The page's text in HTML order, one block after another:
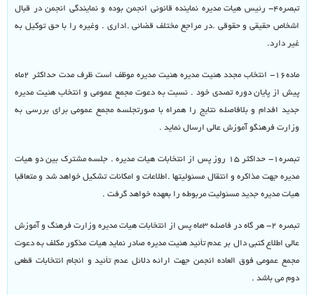
تبصره۴- رئیس هیات مدیره نماینده قانونی انجمن بوده و نمایندگی انجمن در قبال
اشخاص حقیقی و حقوقی .در مراجع مختلف قضائی .اداری . وغیره را با حق توکیل به
غیر دارد.
ماده۱۶- انتخاب مجدد هئیت مدیره هئیت مدیره موظف است ظرف مدت حداکثر ۲ماه
پیش از پایان دوره تصدی خود . نسبت به دعوت مجمع عمومی و انتخاب هئیت مدیره
جدید افدام و بلافاصله نتایج را همراه با صورتجلسه مجمع عمومی برای بررسی به
وزارت فرهنگو آموزش عالی ارسال نماید .
تبصره۱- حداکثر ۱۵ روز پس از انتخابات هیات مدیره . جلسه مشترک بین دو هیات
مدیره جهت مذاکره و انتقال مسئولیتها .اطلاعات و امکانات تشکیل خواهد شد و متعاقبا
هیات مدیره جدید مسئولیت مربوطه را بعهده خواهد گرفت .
تبصره ۲- هر گاه در فاصله ۳ماه پس از انتخابات هیات مدیره وزارت فرهنگ و آموزش
عالی اطلاع کتبی دال بر عدم تأئید هئیت مدیره صادر نماید هیات مذکور مکلف به دعوت
مجمع عمومی فوق العاده انجمن جهت ارائه دلائل عدم تأئید و انجام انتخابات قطعی
دوم می باشد .